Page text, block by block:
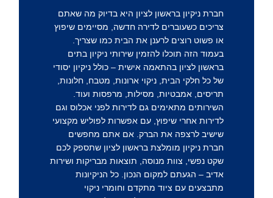
חברת ניקיון בראשון לציון היא בדיוק מה שאתם
צריכים כשעוברים לדירה חדשה, מסיימים שיפוץ
או פשוט רוצים לרענן את הבית כמו שצריך.
בעמוד הזה תוכלו להזמין שירותי ניקיון בתים
בראשון לציון בהתאמה אישית – כולל ניקיון יסודי
של כל חלקי הבית, ניקוי ארונות, מטבח, חלונות,
תריסים, אמבטיות, מסילות, מרפסות ועוד.
השירותים מתאימים גם לדירות לפני אכלוס וגם
לדירות אחרי שיפוץ, עם אפשרות לפוליש מקצועי
שישיב לרצפה את הברק. אם אתם מחפשים
חברת ניקיון מומלצת בראשון לציון שתספק לכם
שקט נפשי, צוות מנוסה, תוצאות מבריקות ושירות
אדיב – הגעתם למקום הנכון. כל הניקיונות
מתבצעים עם ציוד מתקדם וחומרי ניקוי